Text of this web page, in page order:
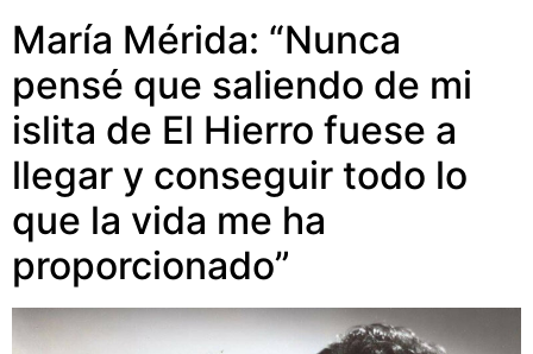
María Mérida: “Nunca
pensé que saliendo de mi
islita de El Hierro fuese a
llegar y conseguir todo lo
que la vida me ha
proporcionado”